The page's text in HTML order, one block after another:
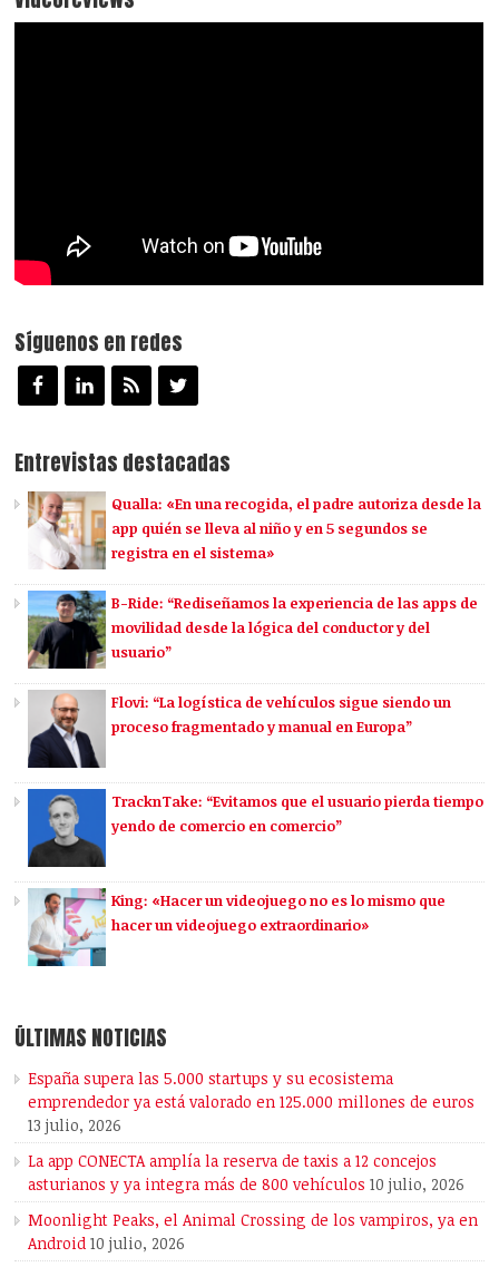
Síguenos en redes
Entrevistas destacadas
Qualla: «En una recogida, el padre autoriza desde la
app quién se lleva al niño y en 5 segundos se
registra en el sistema»
B-Ride: “Rediseñamos la experiencia de las apps de
movilidad desde la lógica del conductor y del
usuario”
Flovi: “La logística de vehículos sigue siendo un
proceso fragmentado y manual en Europa”
TracknTake: “Evitamos que el usuario pierda tiempo
yendo de comercio en comercio”
King: «Hacer un videojuego no es lo mismo que
hacer un videojuego extraordinario»
ÚLTIMAS NOTICIAS
España supera las 5.000 startups y su ecosistema
emprendedor ya está valorado en 125.000 millones de euros
13 julio, 2026
La app CONECTA amplía la reserva de taxis a 12 concejos
asturianos y ya integra más de 800 vehículos 10 julio, 2026
Moonlight Peaks, el Animal Crossing de los vampiros, ya en
Android 10 julio, 2026